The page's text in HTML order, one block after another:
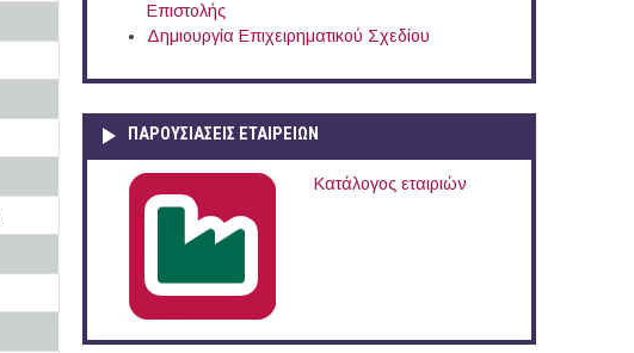
Επιστολής
Δημιουργία Επιχειρηματικού Σχεδίου
ΠΑΡΟΥΣΙΆΣΕΙΣ ΕΤΑΙΡΕΙΏΝ
Κατάλογος εταιριών